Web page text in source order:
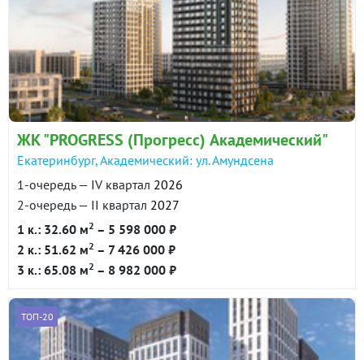
ЖК "PROGRESS (Прогресс) Академический"
Екатеринбург, Академический: ул. Амундсена
1-очередь — IV квартал 2026
2-очередь — II квартал 2027
1 к.: 32.60 м2 – 5 598 000 ₽
2 к.: 51.62 м2 – 7 426 000 ₽
3 к.: 65.08 м2 – 8 982 000 ₽
ТОП-20